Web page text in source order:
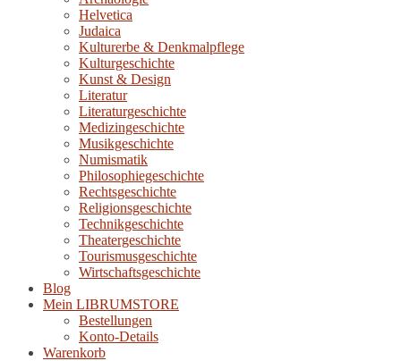
Helvetica
Judaica
Kulturerbe & Denkmalpflege
Kulturgeschichte
Kunst & Design
Literatur
Literaturgeschichte
Medizingeschichte
Musikgeschichte
Numismatik
Philosophiegeschichte
Rechtsgeschichte
Religionsgeschichte
Technikgeschichte
Theatergeschichte
Tourismusgeschichte
Wirtschaftsgeschichte
Blog
Mein LIBRUMSTORE
Bestellungen
Konto-Details
Warenkorb